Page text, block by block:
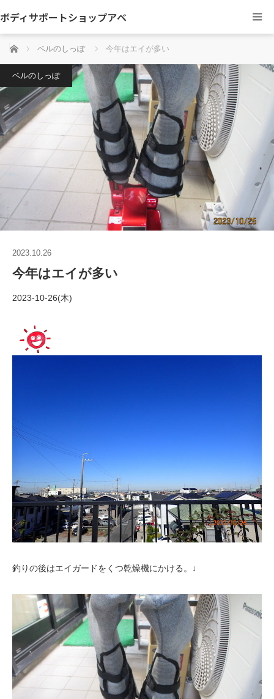
ボディサポートショップアベ
ホーム ベルのしっぽ 今年はエイが多い
ベルのしっぽ
2023.10.26
今年はエイが多い
2023-10-26(木)
釣りの後はエイガードをくつ乾燥機にかける。↓